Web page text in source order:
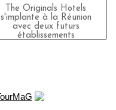
The Originals Hotels
s'implante à la Réunion
avec deux futurs
établissements